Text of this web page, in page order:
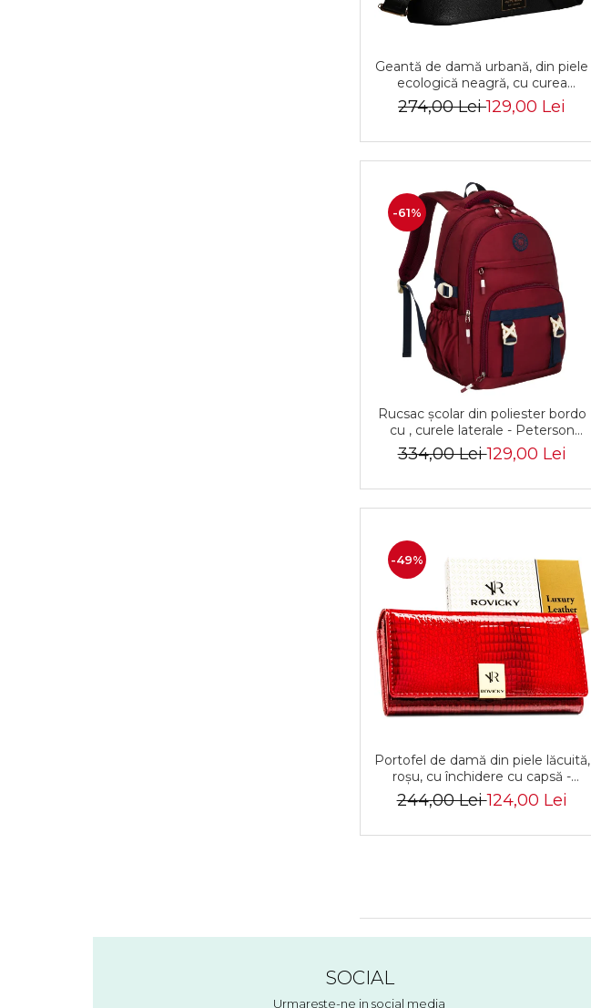
Geantă de damă urbană, din piele
ecologică neagră, cu curea
reglabilă - Peterson PTR-PTN
JK6-06-6642
274,00 Lei129,00 Lei
-61%
Rucsac școlar din poliester bordo
cu , curele laterale - Peterson
PTR-PTN 8594-1402 BORDO
334,00 Lei129,00 Lei
-49%
Portofel de damă din piele lăcuită,
roșu, cu închidere cu capsă -
Rovicky PTR-RH-22-1-RS RED
244,00 Lei124,00 Lei
SOCIAL
Urmareste-ne in social media